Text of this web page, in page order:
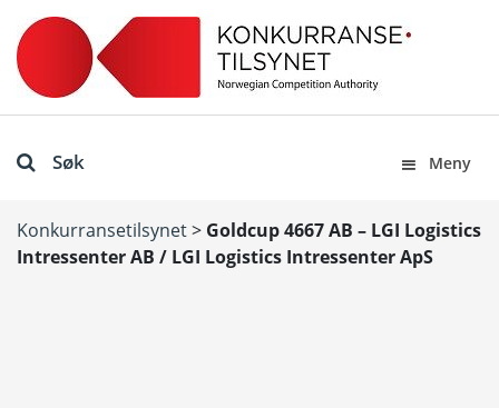
Søk Meny
Konkurransetilsynet> Goldcup 4667 AB – LGI Logistics
Intressenter AB / LGI Logistics Intressenter ApS